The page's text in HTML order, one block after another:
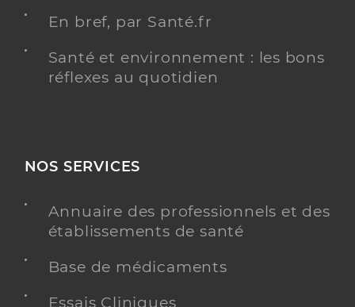
En bref, par Santé.fr
Santé et environnement : les bons
réflexes au quotidien
NOS SERVICES
Annuaire des professionnels et des
établissements de santé
Base de médicaments
Essais Cliniques